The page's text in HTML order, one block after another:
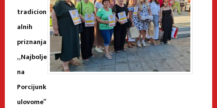
tradicion
alnih
priznanja
„Najbolje
na
Porcijunk
ulovome”